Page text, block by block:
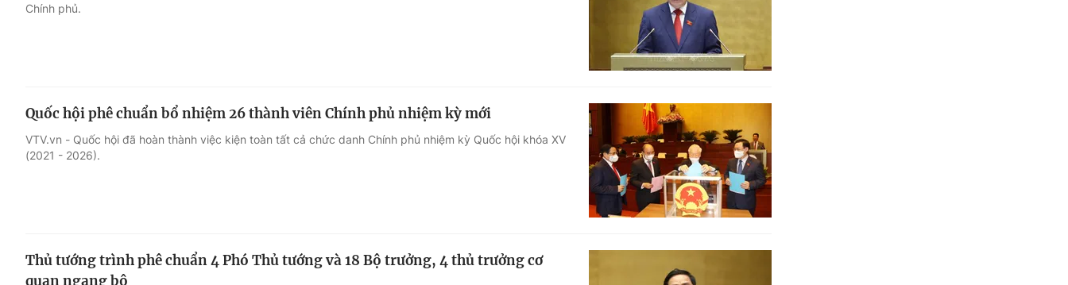
Chính phủ.
Quốc hội phê chuẩn bổ nhiệm 26 thành viên Chính phủ nhiệm kỳ mới
VTV.vn - Quốc hội đã hoàn thành việc kiện toàn tất cả chức danh Chính phủ nhiệm kỳ Quốc hội khóa XV
(2021 - 2026).
Thủ tướng trình phê chuẩn 4 Phó Thủ tướng và 18 Bộ trưởng, 4 thủ trưởng cơ
quan ngang bộ